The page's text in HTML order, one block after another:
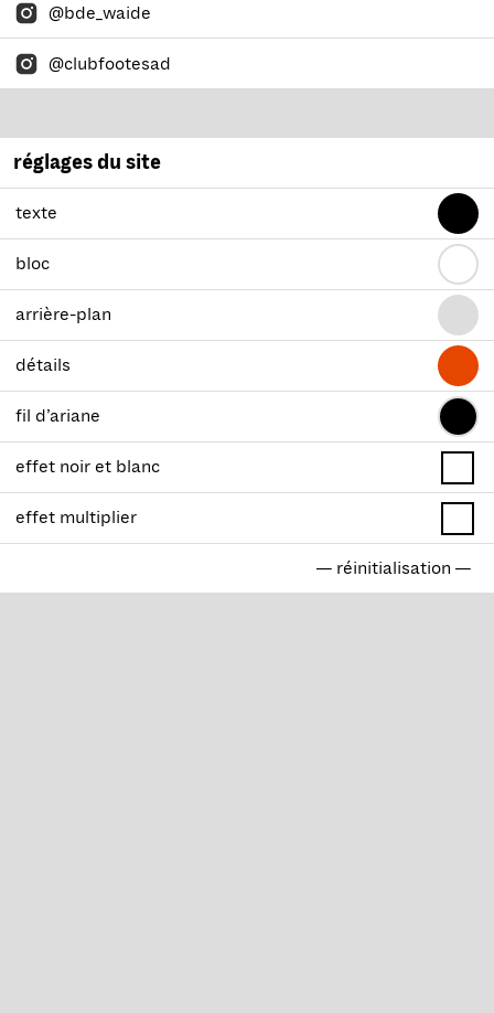
@bde_waide
@clubfootesad
réglages du site
texte
bloc
arrière-plan
détails
fil d’ariane
effet noir et blanc
effet multiplier
— réinitialisation —